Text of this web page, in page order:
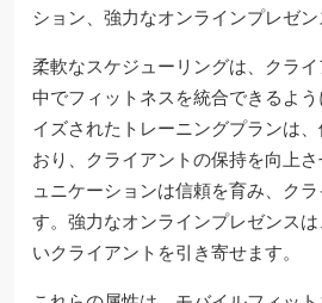
ション、強力なオンラインプレゼン
柔軟なスケジューリングは、クラ
中でフィットネスを統合できるよ
イズされたトレーニングプランは
おり、クライアントの保持を向上
ュニケーションは信頼を育み、ク
す。強力なオンラインプレゼンス
いクライアントを引き寄せます。